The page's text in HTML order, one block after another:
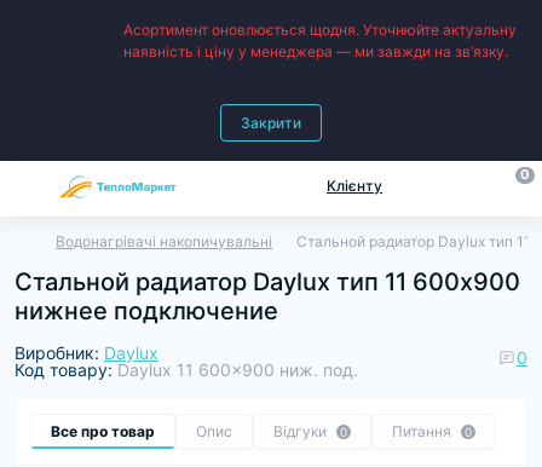
Асортимент оновлюється щодня. Уточнюйте актуальну
наявність і ціну у менеджера — ми завжди на зв’язку.
Закрити
Клієнту
0
Водонагрівачі накопичувальні Стальной радиатор Daylux тип
Стальной радиатор Daylux тип 11 600х900
нижнее подключение
Виробник: Daylux
Код товару: Daylux 11 600x900 ниж. под.
0
Все про товар Опис Відгуки 0 Питання 0